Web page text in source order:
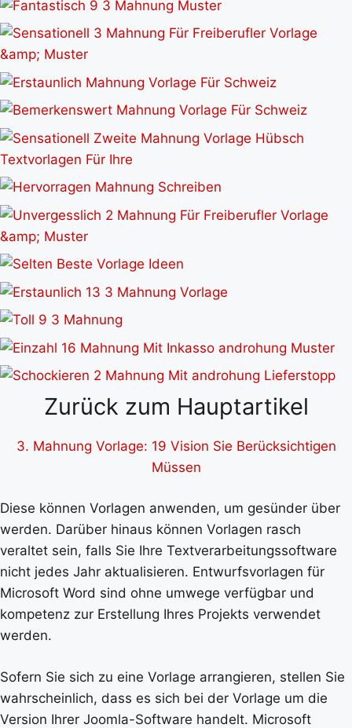
Zurück zum Hauptartikel
3. Mahnung Vorlage: 19 Vision Sie Berücksichtigen
Müssen
Diese können Vorlagen anwenden, um gesünder über
werden. Darüber hinaus können Vorlagen rasch
veraltet sein, falls Sie Ihre Textverarbeitungssoftware
nicht jedes Jahr aktualisieren. Entwurfsvorlagen für
Microsoft Word sind ohne umwege verfügbar und
kompetenz zur Erstellung Ihres Projekts verwendet
werden.
Sofern Sie sich zu eine Vorlage arrangieren, stellen Sie
wahrscheinlich, dass es sich bei der Vorlage um die
Version Ihrer Joomla-Software handelt. Microsoft